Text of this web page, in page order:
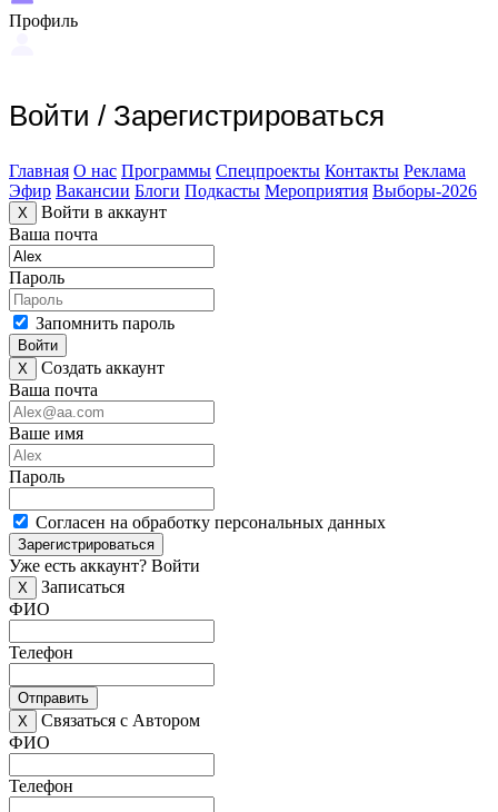
Профиль
Войти / Зарегистрироваться
Главная О нас Программы Спецпроекты Контакты Реклама
Эфир Вакансии Блоги Подкасты Мероприятия Выборы-2026
X
Войти в аккаунт
Ваша почта
Пароль
Запомнить пароль
Войти
X
Создать аккаунт
Ваша почта
Ваше имя
Пароль
Согласен на обработку персональных данных
Зарегистрироваться
Уже есть аккаунт? Войти
X
Записаться
ФИО
Телефон
Отправить
X
Связаться с Автором
ФИО
Телефон